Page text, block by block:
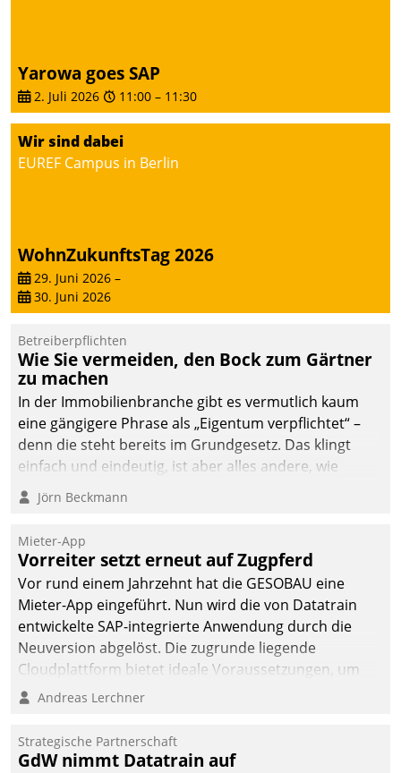
Yarowa goes SAP
2. Juli 2026 11:00 – 11:30
Wir sind dabei
EUREF Campus in Berlin
WohnZukunftsTag 2026
29. Juni 2026 –
30. Juni 2026
Betreiberpflichten
Wie Sie vermeiden, den Bock zum Gärtner
zu machen
In der Immobilienbranche gibt es vermutlich kaum
eine gängigere Phrase als „Eigentum verpflichtet“ –
denn die steht bereits im Grundgesetz. Das klingt
einfach und eindeutig, ist aber alles andere, wie
Branchenbeschäftigte wissen. Denn mit der
Verantwortung folgen Verpflichtungen.
Jörn Beckmann
Mieter-App
Vorreiter setzt erneut auf Zugpferd
Vor rund einem Jahrzehnt hat die GESOBAU eine
Mieter-App eingeführt. Nun wird die von Datatrain
entwickelte SAP-integrierte Anwendung durch die
Neuversion abgelöst. Die zugrunde liegende
Cloudplattform bietet ideale Voraussetzungen, um
die Funktionalität der App zu erweitern und weitere
integrieren.
Andreas Lerchner
Strategische Partnerschaft
GdW nimmt Datatrain auf